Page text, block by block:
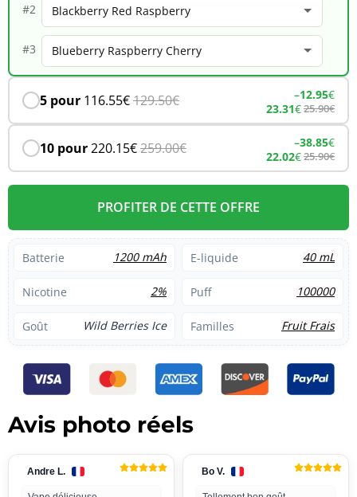
Berries
#2
#3
5 pour 116.55€129.50€ –12.95€
23.31€25.90€
10 pour220.15€259.00€ –38.85€
22.02€25.90€
PROFITER DE CETTE OFFRE
Batterie 1200 mAh E-liquide 40 mL
Nicotine 2% Puff 100000
Goût Wild Berries Ice Familles Fruit Frais
Avis photo réels
Andre L. Bo V.